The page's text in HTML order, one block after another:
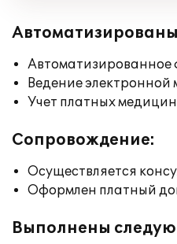
Автоматизированное
Ведение
Учет платных
Сопровождение:
Осуществляется
Оформлен платный
Выполнены